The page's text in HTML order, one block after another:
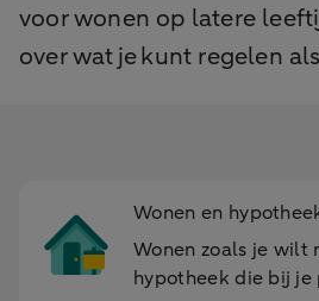
voor wonen op latere
over wat je kunt regelen
Wonen en
Wonen zoals je wilt
hypotheek die bij je